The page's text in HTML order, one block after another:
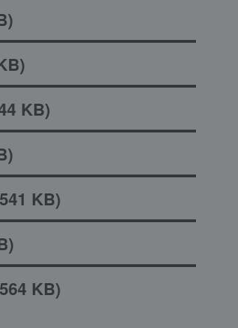
)
)
KB)
)
KB)
)
KB)